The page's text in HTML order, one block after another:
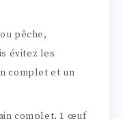
pêche,
évitez les
complet et un
complet, 1 œuf